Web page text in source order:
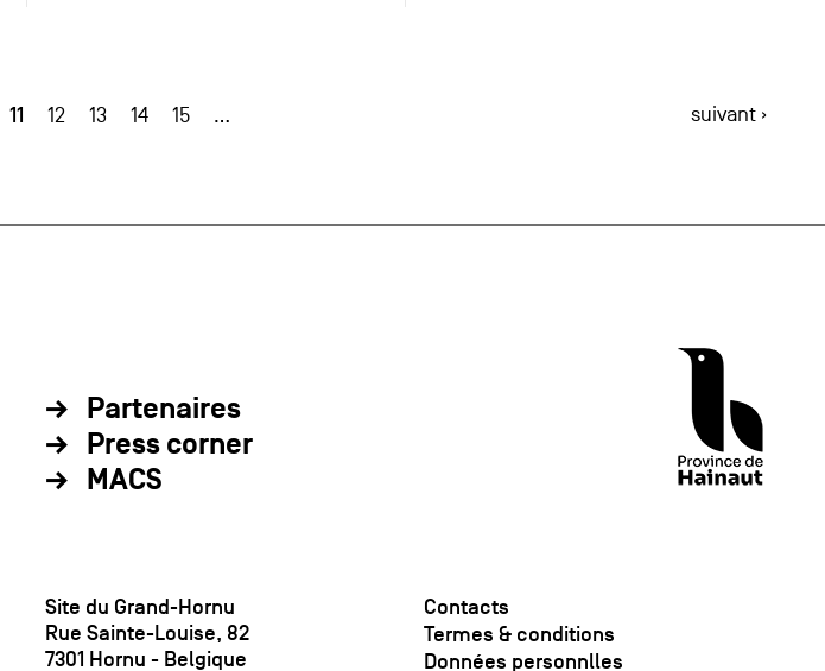
11 12 13 14 15 … suivant ›
Partenaires
Press corner
MACS
Site du Grand-Hornu
Rue Sainte-Louise, 82
7301 Hornu - Belgique
Contacts
Termes & conditions
Données personnlles